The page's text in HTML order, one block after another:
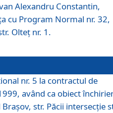
Alexandru Constantin,
cu Program Normal nr. 32,
Olteț nr. 1.
nr. 5 la contractul de
având ca obiect
str. Păcii intersecție